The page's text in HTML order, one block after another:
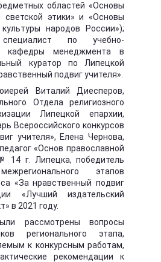
областей «Основы
светской этики» и «Основы
народов России»);
по учебно-
кафедры менеджмента в
куратор по Липецкой
подвиг учителя».
Виталий Диесперов,
Отдела религиозного
Липецкой епархии,
Всероссийского конкурсов
учителя», Елена Чернова,
«Основ православной
г. Липецка, победитель
этапов
«За нравственный подвиг
«Лучший издательский
в 2021 году.
рассмотрены вопросы
регионального этапа,
к конкурсным работам,
рекомендации к